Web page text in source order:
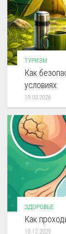
ТУРИЗМ
Как
условиях
19.03.2026
ЗДОРОВЬЕ
Как
10.12.2025